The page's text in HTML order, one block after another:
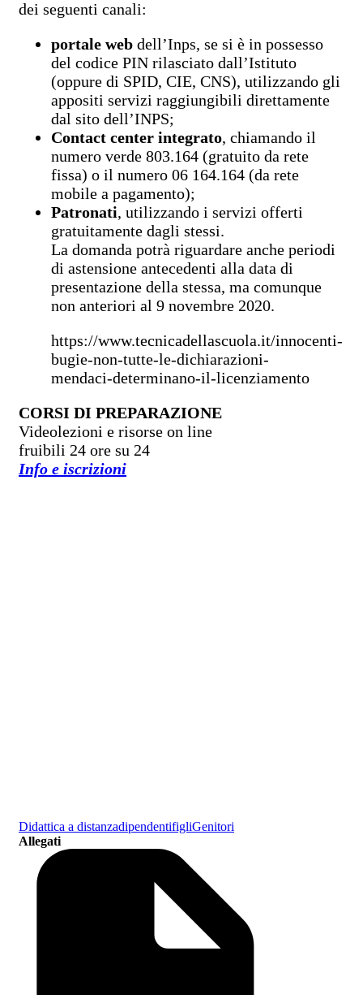
dei seguenti canali:
portale web dell’Inps, se si è in possesso
del codice PIN rilasciato dall’Istituto
(oppure di SPID, CIE, CNS), utilizzando gli
appositi servizi raggiungibili direttamente
dal sito dell’INPS;
Contact center integrato, chiamando il
numero verde 803.164 (gratuito da rete
fissa) o il numero 06 164.164 (da rete
mobile a pagamento);
Patronati, utilizzando i servizi offerti
gratuitamente dagli stessi.
La domanda potrà riguardare anche periodi
di astensione antecedenti alla data di
presentazione della stessa, ma comunque
non anteriori al 9 novembre 2020.
https://www.tecnicadellascuola.it/innocenti-
bugie-non-tutte-le-dichiarazioni-
mendaci-determinano-il-licenziamento
CORSI DI PREPARAZIONE
Videolezioni e risorse on line
fruibili 24 ore su 24
Info e iscrizioni
Didattica a distanzadipendentifigliGenitori
Allegati